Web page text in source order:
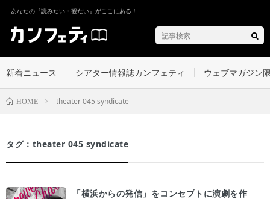
あなたの『読みたい・観たい』がここにある！
新着ニュース シアター情報誌カンフェティ ウェブマガジン
HOME theater 045 syndicate
タグ：theater 045 syndicate
「横浜からの発信」をコンセプトに演劇を作